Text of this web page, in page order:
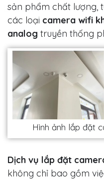
sản phẩm chất lượng,
các loại camera wifi
analog truyền thống
Hình ảnh lắp đặt
Dịch vụ lắp đặt
không chỉ bao gồm